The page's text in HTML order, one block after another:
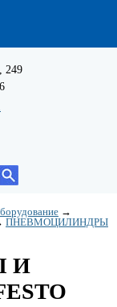
249
→
ПНЕВМОЦИЛИНДРЫ
И